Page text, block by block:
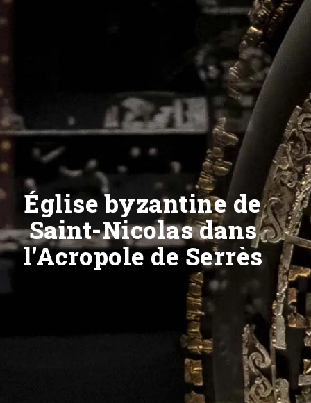
Église byzantine de
Saint-Nicolas dans
l’Acropole de Serrès